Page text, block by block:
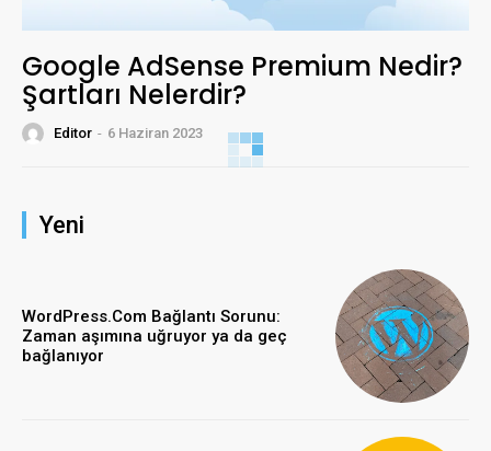
Google AdSense Premium Nedir?
Şartları Nelerdir?
Editor - 6 Haziran 2023